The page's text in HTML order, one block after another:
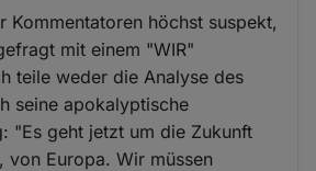
Kommentatoren höchst suspekt,
mit einem "WIR"
teile weder die Analyse des
seine apokalyptische
"Es geht jetzt um die Zukunft
von Europa. Wir müssen